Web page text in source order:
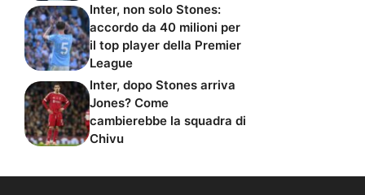
Inter, non solo Stones:
accordo da 40 milioni per
il top player della Premier
League
Inter, dopo Stones arriva
Jones? Come
cambierebbe la squadra di
Chivu